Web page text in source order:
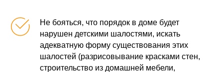
Не бояться, что порядок в доме будет
нарушен детскими шалостями, искать
адекватную форму существования этих
шалостей (разрисовывание красками стен,
строительство из домашней мебели,